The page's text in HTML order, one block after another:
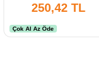
no:6 (15.24 cm) D-
250,42 TL
Çok Al Az Öde